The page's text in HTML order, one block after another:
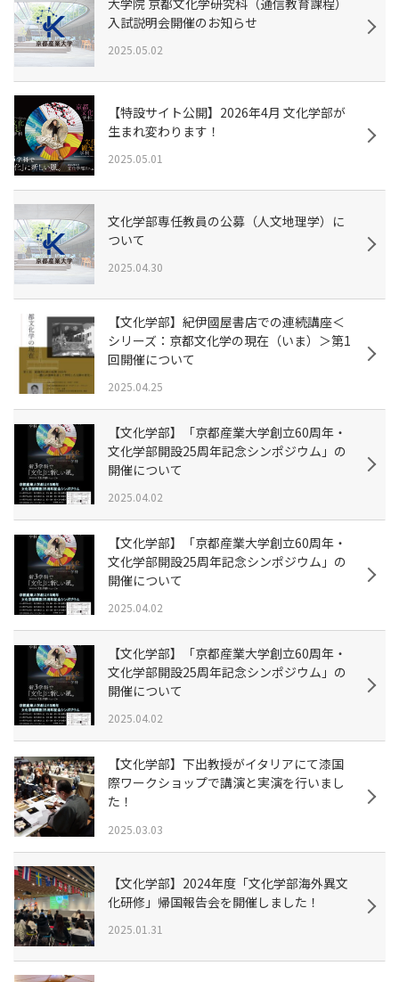
大学院 京都文化学研究科（通信教育課程）
入試説明会開催のお知らせ
2025.05.02
【特設サイト公開】2026年4月 文化学部が
生まれ変わります！
2025.05.01
文化学部専任教員の公募（人文地理学）に
ついて
2025.04.30
【文化学部】紀伊國屋書店での連続講座＜
シリーズ：京都文化学の現在（いま）＞第1
回開催について
2025.04.25
【文化学部】「京都産業大学創立60周年・
文化学部開設25周年記念シンポジウム」の
開催について
2025.04.02
【文化学部】「京都産業大学創立60周年・
文化学部開設25周年記念シンポジウム」の
開催について
2025.04.02
【文化学部】「京都産業大学創立60周年・
文化学部開設25周年記念シンポジウム」の
開催について
2025.04.02
【文化学部】下出教授がイタリアにて漆国
際ワークショップで講演と実演を行いまし
た！
2025.03.03
【文化学部】2024年度「文化学部海外異文
化研修」帰国報告会を開催しました！
2025.01.31